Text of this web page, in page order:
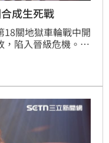
成生死戰
18關地獄車輪戰中開
陷入晉級危機。而
火力全開，挑戰唱
很可以，不管輸贏，